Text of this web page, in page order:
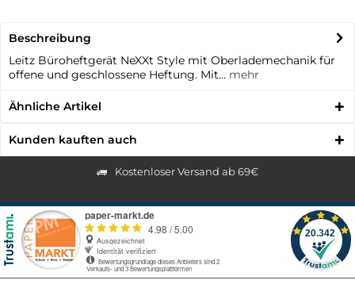
Beschreibung
Leitz Büroheftgerät NeXXt Style mit Oberlademechanik für
offene und geschlossene Heftung. Mit... mehr
Ähnliche Artikel
Kunden kauften auch
Kostenloser Versand ab 69€